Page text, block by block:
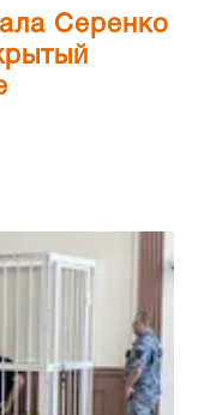
Серенко